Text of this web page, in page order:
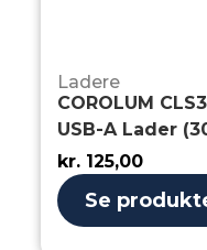
Ladere
COROLUM
USB-A Lader
kr. 125,00
Se